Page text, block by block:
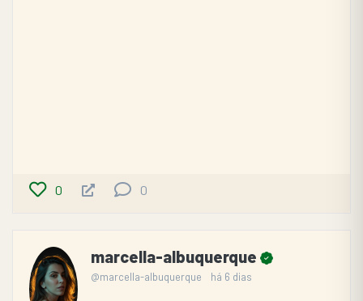
0 0
marcella-albuquerque
@marcella-albuquerque há 6 dias